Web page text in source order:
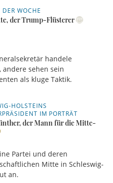
DER WOCHE
der Trump-Flüsterer
handele
sehen sein
als kluge Taktik.
HOLSTEINS
IM PORTRÄT
der Mann für die Mitte-
Partei und deren
Mitte in Schleswig-
an.